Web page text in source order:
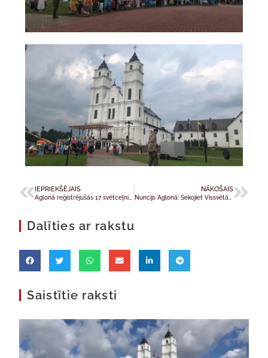
IEPRIEKŠĒJAIS
Aglonā reģistrējušās 17 svētceļnieku grupas; arhibīskaps aicina svētceļniekus turpināt Meinarda misiju Latvijā
NĀKOŠAIS
Nuncijs Aglonā: Sekojiet Vissvētākās Jaunavas Marijas piemēram
Dalīties ar rakstu
Saistītie raksti